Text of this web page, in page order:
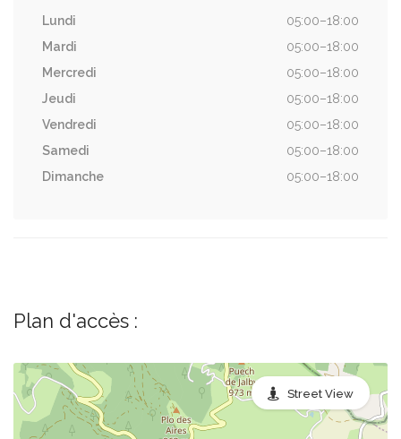
Lundi
05:00–18:00
Mardi
05:00–18:00
Mercredi
05:00–18:00
Jeudi
05:00–18:00
Vendredi
05:00–18:00
Samedi
05:00–18:00
Dimanche
05:00–18:00
Plan d'accès :
Street View